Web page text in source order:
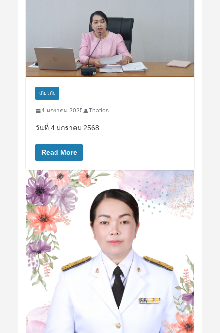
เกี่ยวกับ
4 มกราคม 2025 Thaties
วันที่ 4 มกราคม 2568
Read More